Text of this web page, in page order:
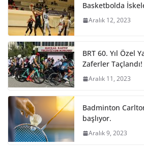
Basketbolda
Aralık 12, 2023
BRT 60. Yıl Özel
Zaferler Taçlandı!
Aralık 11, 2023
Badminton
başlıyor.
Aralık 9, 2023